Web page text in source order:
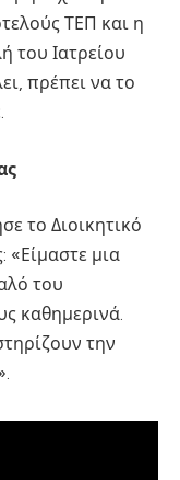
ΤΕΠ και η
του Ιατρείου
πρέπει να το
το Διοικητικό
«Είμαστε μια
του
καθημερινά.
την